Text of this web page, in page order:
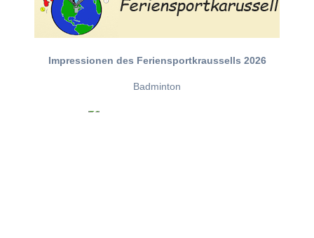
Impressionen des Feriensportkraussells 2026
Badminton